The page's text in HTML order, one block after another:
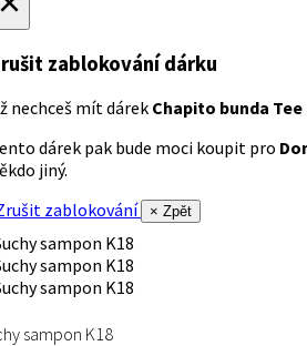
zablokování dárku
nechceš mít dárek Chapito bunda Tee
dárek pak bude moci koupit pro
jiný.
zablokování
× Zpět
sampon K18